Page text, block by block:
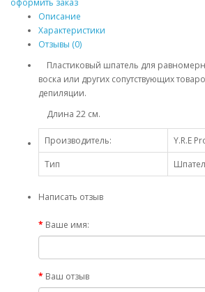
Описание
Характеристики
Отзывы (0)
Пластиковый шпатель для
воска или других сопутствующих
депиляции.
Длина 22 см.
Производитель:
Y.R.E
Тип
Написать отзыв
Ваше имя:
Ваш отзыв